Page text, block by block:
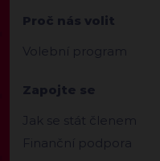
Proč nás volit
Volební program
Zapojte se
Jak se stát členem
Finanční podpora